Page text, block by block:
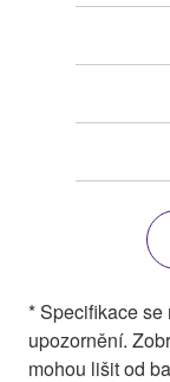
* Specifikace
upozornění.
mohou lišit od